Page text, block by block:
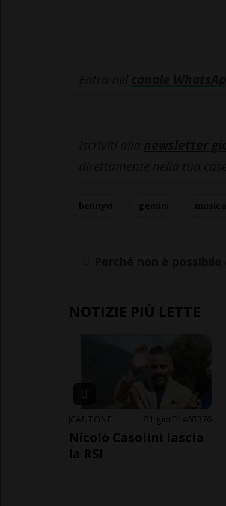
NOTIZIE PIÙ LETTE
CANTONE 1 gior 146 376
Nicolò Casolini lascia
la RSI